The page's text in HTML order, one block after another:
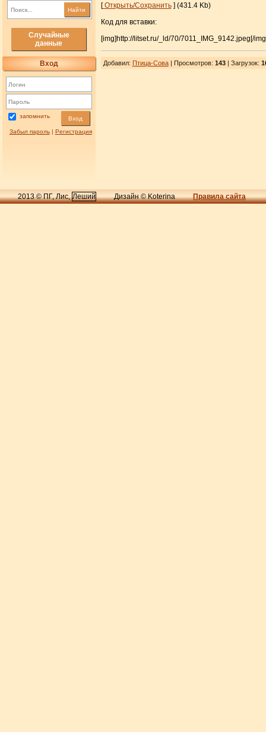
Найти
Случайные
данные
Вход
запомнить Вход
Забыл пароль| Регистрация
[Открыть/Сохранить] (431.4 Kb)
Код для вставки:
[img]http://litset.ru/_ld/70/7011_IMG_9142.jpeg[/
Добавил: Птица-Сова| Просмотров: 143| Загрузок:
2013 © ПГ, Лис,Леший Дизайн © Koterina Правила сайта